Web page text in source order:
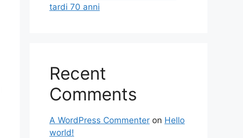
tardi 70 anni
Recent
Comments
A WordPress Commenter on Hello
world!